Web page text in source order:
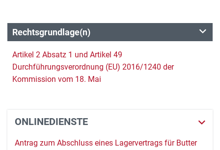
Rechtsgrundlage(n)
Artikel 2 Absatz 1 und Artikel 49
Durchführungsverordnung (EU) 2016/1240 der
Kommission vom 18. Mai
ONLINEDIENSTE
Antrag zum Abschluss eines Lagervertrags für Butter